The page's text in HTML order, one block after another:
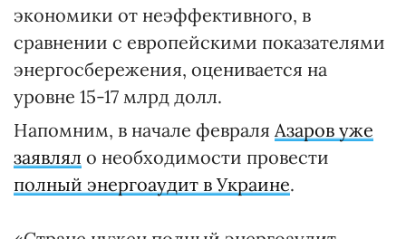
экономики от неэффективного, в
сравнении с европейскими показателями
энергосбережения, оценивается на
уровне 15-17 млрд долл.
Напомним, в начале февраля Азаров уже
заявлял о необходимости провести
полный энергоаудит в Украине.